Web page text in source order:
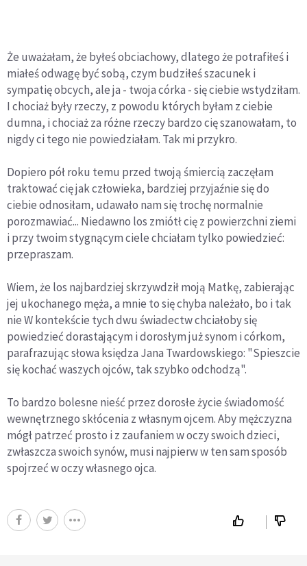
Że uważałam, że byłeś obciachowy, dlatego że potrafiłeś i
miałeś odwagę być sobą, czym budziłeś szacunek i
sympatię obcych, ale ja - twoja córka - się ciebie wstydziłam.
I chociaż były rzeczy, z powodu których byłam z ciebie
dumna, i chociaż za różne rzeczy bardzo cię szanowałam, to
nigdy ci tego nie powiedziałam. Tak mi przykro.
Dopiero pół roku temu przed twoją śmiercią zaczęłam
traktować cię jak człowieka, bardziej przyjaźnie się do
ciebie odnosiłam, udawało nam się trochę normalnie
porozmawiać... Niedawno los zmiótł cię z powierzchni ziemi
i przy twoim stygnącym ciele chciałam tylko powiedzieć:
przepraszam.
Wiem, że los najbardziej skrzywdził moją Matkę, zabierając
jej ukochanego męża, a mnie to się chyba należało, bo i tak
nie W kontekście tych dwu świadectw chciałoby się
powiedzieć dorastającym i dorosłym już synom i córkom,
parafrazując słowa księdza Jana Twardowskiego: "Spieszcie
się kochać waszych ojców, tak szybko odchodzą".
To bardzo bolesne nieść przez dorosłe życie świadomość
wewnętrznego skłócenia z własnym ojcem. Aby mężczyzna
mógł patrzeć prosto i z zaufaniem w oczy swoich dzieci,
zwłaszcza swoich synów, musi najpierw w ten sam sposób
spojrzeć w oczy własnego ojca.